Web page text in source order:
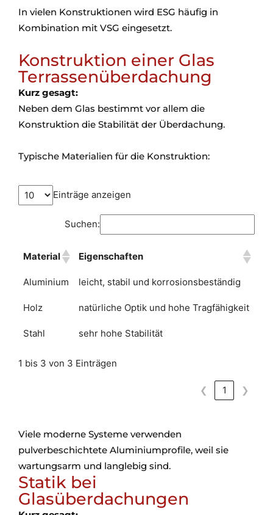
In vielen Konstruktionen wird ESG häufig in
Kombination mit VSG eingesetzt.
Konstruktion einer Glas
Terrassenüberdachung
Kurz gesagt:
Neben dem Glas bestimmt vor allem die
Konstruktion die Stabilität der Überdachung.
Typische Materialien für die Konstruktion:
Einträge anzeigen
Suchen:
Material Eigenschaften
Aluminium leicht, stabil und korrosionsbeständig
Holz natürliche Optik und hohe Tragfähigkeit
Stahl sehr hohe Stabilität
1 bis 3 von 3 Einträgen
❮ 1 ❯
Viele moderne Systeme verwenden
pulverbeschichtete Aluminiumprofile, weil sie
wartungsarm und langlebig sind.
Statik bei
Glasüberdachungen